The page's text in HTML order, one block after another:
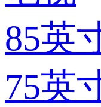
85英
75英